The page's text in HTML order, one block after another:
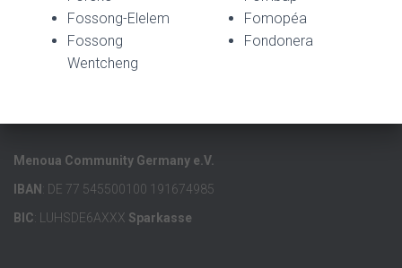
Fossong-Elelem
Fossong
Wentcheng
Fomopéa
Fondonera
Menoua Community Germany e.V.
IBAN : DE 77 545500100 191674985
BIC: LUHSDE6AXXX Sparkasse